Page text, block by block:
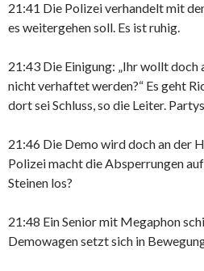
21:41 Die Polizei verhandelt mit
es weitergehen soll. Es ist ruhig.
21:43 Die Einigung: „Ihr wollt doch
nicht verhaftet werden?“ Es geht
dort sei Schluss, so die Leiter.
21:46 Die Demo wird doch an der
Polizei macht die Absperrungen
Steinen los?
21:48 Ein Senior mit Megaphon
Demowagen setzt sich in